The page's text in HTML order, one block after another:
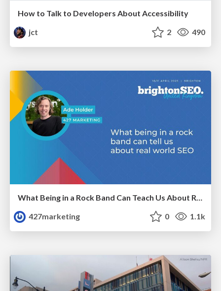
How to Talk to Developers About Accessibility
jct
2 490
427marketing
0 1.1k